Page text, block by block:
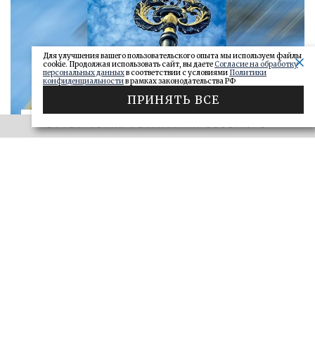
Ключи от сейфа: самарские короли
Для улучшения вашего пользовательского опыта мы используем файлы
cookie. Продолжая использовать сайт, вы даетеСогласие на обработку
персональных данныхв соответствии с условиями Политики
конфиденциальностив рамках законодательства РФ
ПРИНЯТЬ ВСЕ
ЭФФЕКТИВНАЯ РЕКЛАМА НА OBOZ.INFO